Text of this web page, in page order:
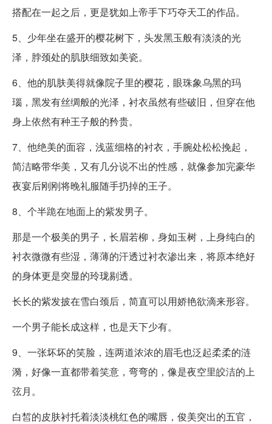
搭配在一起之后，更是犹如上帝手下巧夺天工的作品。
5、少年坐在盛开的樱花树下，头发黑玉般有淡淡的光
泽，脖颈处的肌肤细致如美瓷。
6、他的肌肤美得就像院子里的樱花，眼珠象乌黑的玛
瑙，黑发有丝绸般的光泽，衬衣虽然有些破旧，但穿在他
身上依然有种王子般的矜贵。
7、他绝美的面容，浅蓝细格的衬衣，手腕处松松挽起，
简洁略带华美，又有几分说不出的性感，就像参加完豪华
夜宴后刚刚将晚礼服随手扔掉的王子。
8、个半跪在地面上的紫发男子。
那是一个极美的男子，长眉若柳，身如玉树，上身纯白的
衬衣微微有些湿，薄薄的汗透过衬衣渗出来，将原本绝好
的身体更是突显的玲珑剔透。
长长的紫发披在雪白颈后，简直可以用娇艳欲滴来形容。
一个男子能长成这样，也是天下少有。
9、一张坏坏的笑脸，连两道浓浓的眉毛也泛起柔柔的涟
漪，好像一直都带着笑意，弯弯的，像是夜空里皎洁的上
弦月。
白皙的皮肤衬托着淡淡桃红色的嘴唇，俊美突出的五官，